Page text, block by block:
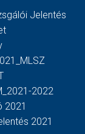
Jelentés
2022
2021
2021